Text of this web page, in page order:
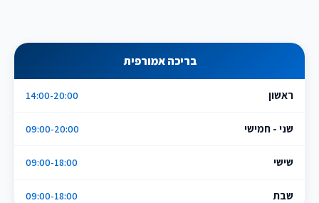
בריכה אמורפית
ראשון 14:00-20:00
שני - חמישי 09:00-20:00
שישי 09:00-18:00
שבת 09:00-18:00